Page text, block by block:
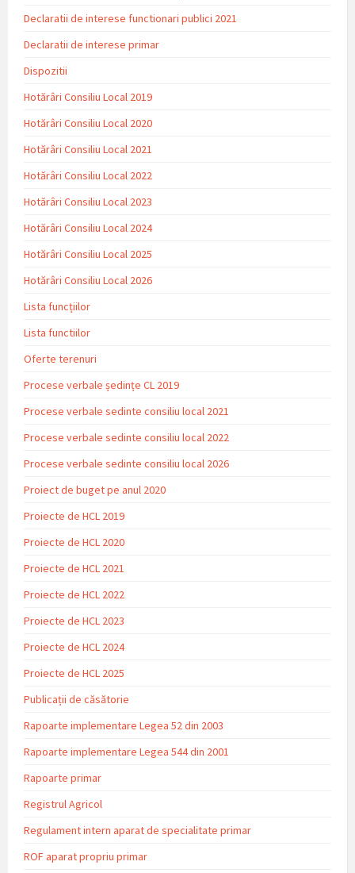
Declaratii de interese functionari publici 2021
Declaratii de interese primar
Dispozitii
Hotărâri Consiliu Local 2019
Hotărâri Consiliu Local 2020
Hotărâri Consiliu Local 2021
Hotărâri Consiliu Local 2022
Hotărâri Consiliu Local 2023
Hotărâri Consiliu Local 2024
Hotărâri Consiliu Local 2025
Hotărâri Consiliu Local 2026
Lista funcțiilor
Lista functiilor
Oferte terenuri
Procese verbale ședințe CL 2019
Procese verbale sedinte consiliu local 2021
Procese verbale sedinte consiliu local 2022
Procese verbale sedinte consiliu local 2026
Proiect de buget pe anul 2020
Proiecte de HCL 2019
Proiecte de HCL 2020
Proiecte de HCL 2021
Proiecte de HCL 2022
Proiecte de HCL 2023
Proiecte de HCL 2024
Proiecte de HCL 2025
Publicații de căsătorie
Rapoarte implementare Legea 52 din 2003
Rapoarte implementare Legea 544 din 2001
Rapoarte primar
Registrul Agricol
Regulament intern aparat de specialitate primar
ROF aparat propriu primar